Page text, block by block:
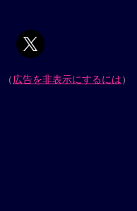
（広告を非表示にするには）